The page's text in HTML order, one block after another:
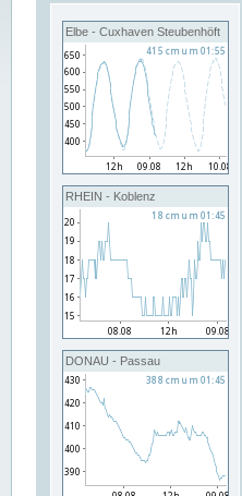
Elbe - Cuxhaven Steubenhöft
RHEIN - Koblenz
DONAU - Passau